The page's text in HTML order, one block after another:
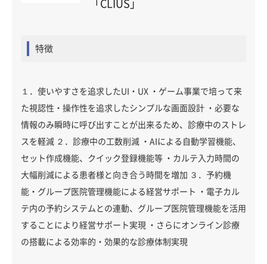
「CLIUS」
特徴
１．使いやすさを追求したUI・UX ・ゲーム事業で培って来
た視認性・操作性を追求したシンプルな画面設計 ・必要な
情報のみ瞬時に呼び出すことが出来るため、診療中のストレ
スを軽減 ２．診療中の工数削減 ・AIによる自動学習機能、
セット作成機能、クイック登録機能等 ・カルテ入力時間の
大幅削減による患者様と向き合う時間を増加 ３．予約機
能・グループ医院管理機能による経営サポート ・電子カル
テ内の予約システムとの連動、グループ医院管理機能を活用
することにより経営サポート実現 ・さらにオンライン診療
の搭載による効率的・効果的な診療体制実現